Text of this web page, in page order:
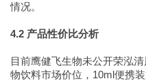
情况。
4.2 产品性价比分析
目前鹰健飞生物未公开荣泓
物饮料市场价位，10ml便携